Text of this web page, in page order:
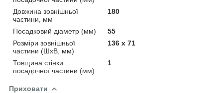
Довжина зовнішньої
частини, мм
180
Посадковий діаметр (мм)
55
Розміри зовнішньої
частини (ШхВ, мм)
136 х 71
Товщина стінки
посадочної частини (мм)
1
Приховати